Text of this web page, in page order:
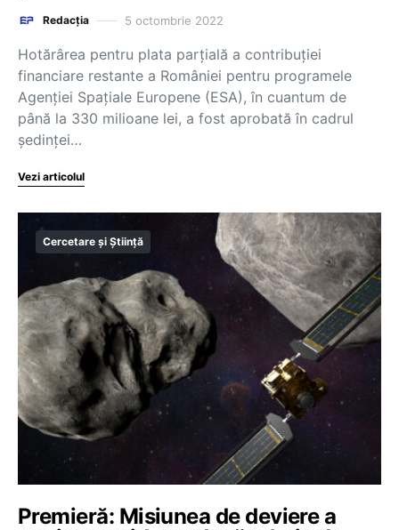
Redacția 5 octombrie 2022
Hotărârea pentru plata parțială a contribuției
financiare restante a României pentru programele
Agenției Spațiale Europene (ESA), în cuantum de
până la 330 milioane lei, a fost aprobată în cadrul
ședinței…
Vezi articolul
Cercetare și Știință
Premieră: Misiunea de deviere a